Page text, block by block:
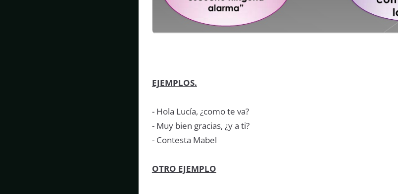
EJEMPLOS.
- Hola Lucía, ¿como te va?
- Muy bien gracias, ¿y a ti?
- Contesta Mabel
OTRO EJEMPLO